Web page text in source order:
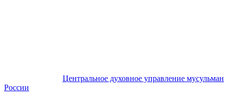
Центральное духовное управление мусульман
России